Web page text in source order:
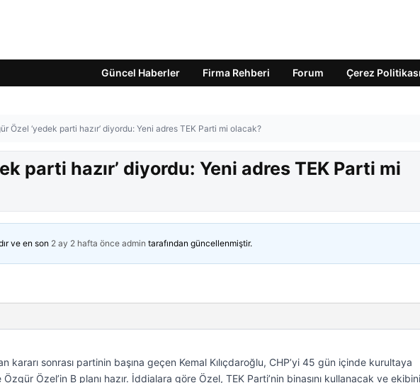
Güncel Haberler Firma Rehberi Forum Çerez Politikası
Özel ‘yedek parti hazır’ diyordu: Yeni adres TEK Parti mi olacak?
parti hazır’ diyordu: Yeni adres TEK Parti mi
ve en son 2 ay 2 hafta önce admin tarafından güncellenmiştir.
kararı sonrası partinin başına geçen Kemal Kılıçdaroğlu, CHP’yi 45 gün içinde kurultaya
Özel’in B planı hazır. İddialara göre Özel, TEK Parti’nin binasını kullanacak ve ekibini